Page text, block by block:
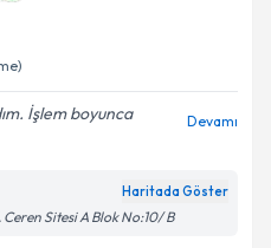
İşlem boyunca
Devamı
Haritada Göster
Sitesi A Blok No:10/ B